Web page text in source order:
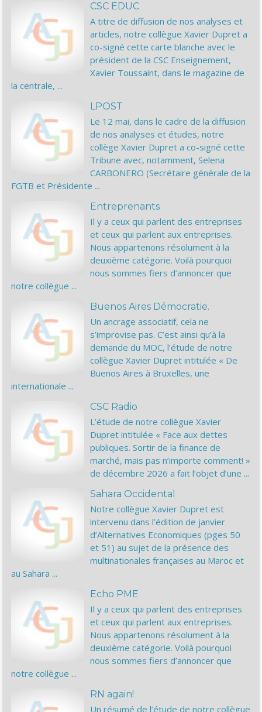
CSC EDUC
A titre de diffusion de nos analyses et
articles, notre collègue Xavier Dupret a
co-signé cette carte blanche avec le
président de la CSC Enseignement,
Xavier Toussaint, dans le magazine de
la centrale, ...
LPOST
Le 12 mai, dans le cadre de la diffusion
de nos analyses et études, notre
collège Xavier Dupret a co-signé cette
Tribune avec, notamment, Selena
CARBONERO (Secrétaire générale de la
FGTB et Présidente ...
Entreprenants
Il y a ceux qui parlent des entreprises
et ceux qui parlent aux entreprises.
Nous appartenons résolument à la
deuxième catégorie. Voilà pourquoi
nous sommes fiers d’annoncer que
notre collègue ...
Buenos Aires Démocratie.
Un ancrage associatif, cela ne
s’improvise pas. C’est ainsi qu’à la
demande du MOC, l’étude de notre
collègue Xavier Dupret intitulée « De
Buenos Aires à Bruxelles, une
internationale ...
CSC Radio
L’étude de notre collègue Xavier
Dupret intitulée « Face aux dettes
publiques. Sortir de la finance de
marché, mais pas n’importe comment! »
de décembre 2026 a fait l’objet d’une ...
Sahara Occidental
Notre collègue Xavier Dupret est
intervenu dans l’édition de janvier
d’Alternatives Economiques (pges 50
et 51) au sujet de la présence des
multinationales françaises au Maroc et
au Sahara ...
Echo PME
Il y a ceux qui parlent des entreprises
et ceux qui parlent aux entreprises.
Nous appartenons résolument à la
deuxième catégorie. Voilà pourquoi
nous sommes fiers d’annoncer que
notre collègue ...
RN again!
Un résumé de l’étude de notre collègue